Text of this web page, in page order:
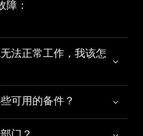
障：
法正常工作，我该怎
可用的备件？